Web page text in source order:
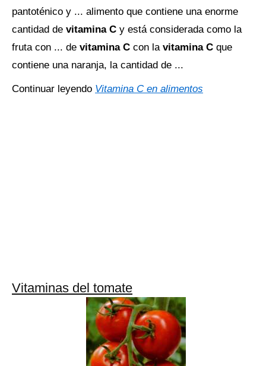
pantoténico y ... alimento que contiene una enorme
cantidad de vitamina C y está considerada como la
fruta con ... de vitamina C con la vitamina C que
contiene una naranja, la cantidad de ...
Continuar leyendo Vitamina C en alimentos
Vitaminas del tomate